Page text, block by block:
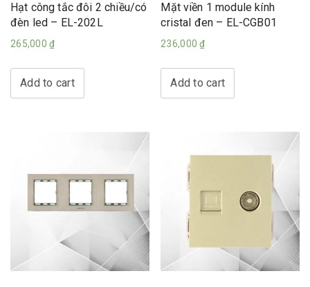
Hạt công tắc đôi 2 chiều/có
đèn led – EL-202L
265,000 ₫
Add to cart
Mặt viền 1 module kính
cristal đen – EL-CGB01
236,000₫
Add to cart